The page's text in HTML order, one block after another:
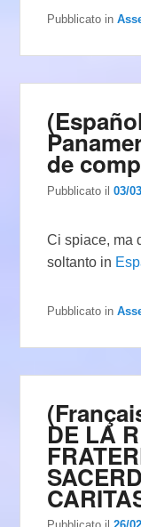
Pubblicato in
de
Pubblicato il03/
Ci spiace, ma
soltanto in
Pubblicato in
DE LA